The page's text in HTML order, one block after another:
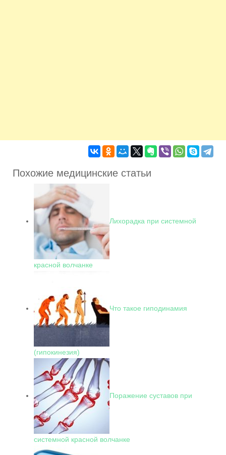
Похожие медицинские статьи
Лихорадка при системной
красной волчанке
Что такое гиподинамия
(гипокинезия)
Поражение суставов при
системной красной волчанке